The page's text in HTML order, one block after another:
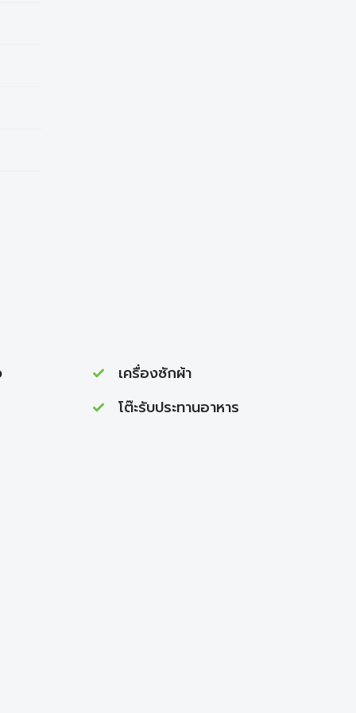
เครื่องซักผ้า
โต๊ะรับประทานอาหาร